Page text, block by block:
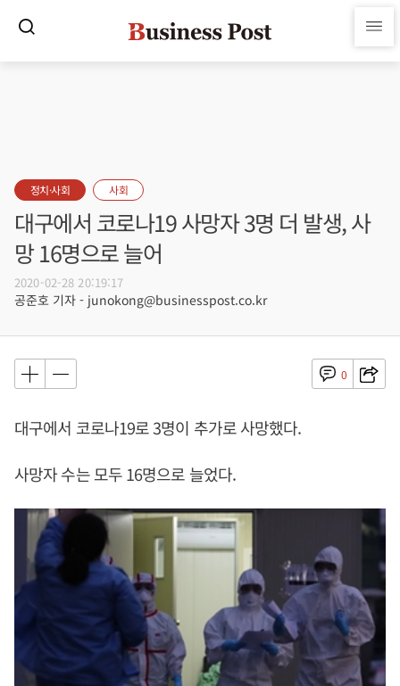
정치·사회 사회
대구에서 코로나19 사망자 3명 더 발생, 사
망 16명으로 늘어
2020-02-28 20:19:17
공준호 기자 - junokong@businesspost.co.kr
0
대구에서 코로나19로 3명이 추가로 사망했다.
사망자 수는 모두 16명으로 늘었다.